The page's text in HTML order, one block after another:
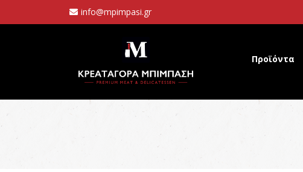
info@mpimpasi.gr
Προϊόντα